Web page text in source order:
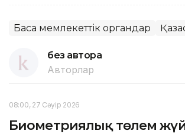
Басқа мемлекеттік органдар
без автора
Авторлар
08:00, 27 Сәуір 2026
Биометриялық төлем